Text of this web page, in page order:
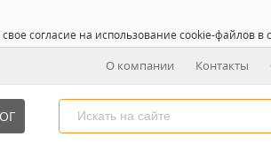
согласие на использование cookie-файлов в
О компании Контакты